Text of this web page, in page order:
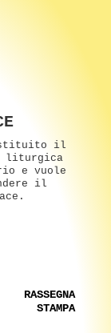
istituito il
liturgica
e vuole
il
RASSEGNA
STAMPA